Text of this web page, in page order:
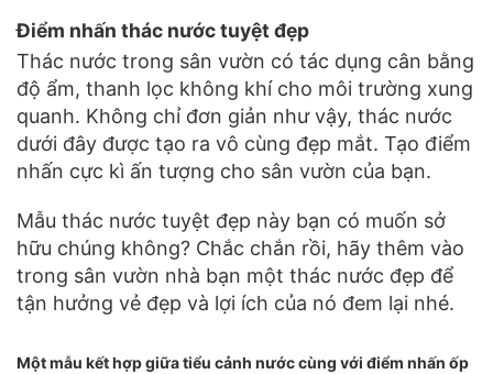
Điểm nhấn thác nước tuyệt đẹp
Thác nước trong sân vườn có tác dụng cân bằng
độ ẩm, thanh lọc không khí cho môi trường xung
quanh. Không chỉ đơn giản như vậy, thác nước
dưới đây được tạo ra vô cùng đẹp mắt. Tạo điểm
nhấn cực kì ấn tượng cho sân vườn của bạn.
Mẫu thác nước tuyệt đẹp này bạn có muốn sở
hữu chúng không? Chắc chắn rồi, hãy thêm vào
trong sân vườn nhà bạn một thác nước đẹp để
tận hưởng vẻ đẹp và lợi ích của nó đem lại nhé.
Một mẫu kết hợp giữa tiểu cảnh nước cùng với điểm nhấn ốp